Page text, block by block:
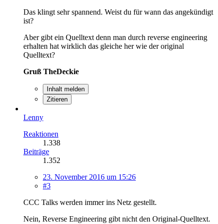
Das klingt sehr spannend. Weist du für wann das angekündigt
ist?
Aber gibt ein Quelltext denn man durch reverse engineering
erhalten hat wirklich das gleiche her wie der original
Quelltext?
Gruß TheDeckie
Inhalt melden
Zitieren
Lenny
Reaktionen
1.338
Beiträge
1.352
23. November 2016 um 15:26
#3
CCC Talks werden immer ins Netz gestellt.
Nein, Reverse Engineering gibt nicht den Original-Quelltext.